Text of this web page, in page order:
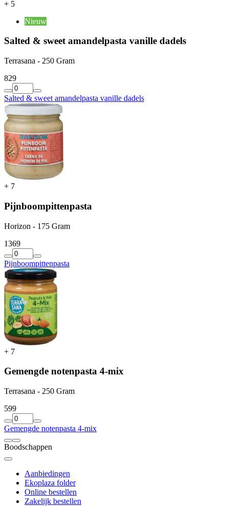
+ 5
Nieuw
Salted & sweet amandelpasta vanille dadels
Terrasana - 250 Gram
829
Salted & sweet amandelpasta vanille dadels
+ 7
Pijnboompittenpasta
Horizon - 175 Gram
1369
Pijnboompittenpasta
+ 7
Gemengde notenpasta 4-mix
Terrasana - 250 Gram
599
Gemengde notenpasta 4-mix
Boodschappen
Aanbiedingen
Ekoplaza folder
Online bestellen
Zakelijk bestellen